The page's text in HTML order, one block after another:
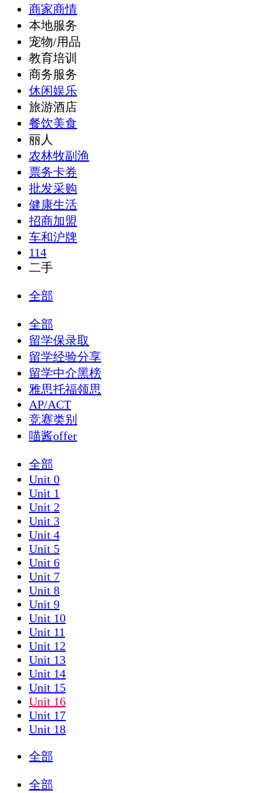
商家商情
本地服务
宠物/用品
教育培训
商务服务
休闲娱乐
旅游酒店
餐饮美食
丽人
农林牧副渔
票务卡券
批发采购
健康生活
招商加盟
车和沪牌
114
二手
全部
全部
留学保录取
留学经验分享
留学中介黑榜
雅思托福领思
AP/ACT
竞赛类别
喵酱offer
全部
Unit 0
Unit 1
Unit 2
Unit 3
Unit 4
Unit 5
Unit 6
Unit 7
Unit 8
Unit 9
Unit 10
Unit 11
Unit 12
Unit 13
Unit 14
Unit 15
Unit 16
Unit 17
Unit 18
全部
全部